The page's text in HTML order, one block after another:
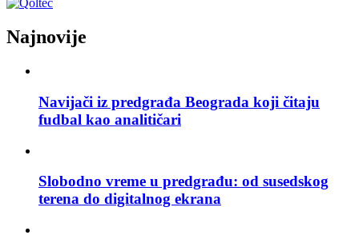
Najnovije
Navijači iz predgrađa Beograda koji čitaju
fudbal kao analitičari
Slobodno vreme u predgrađu: od susedskog
terena do digitalnog ekrana